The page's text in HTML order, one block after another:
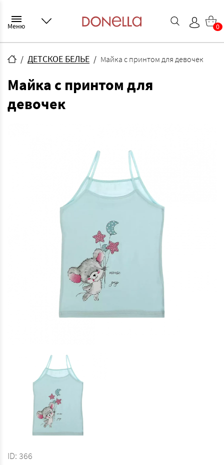
Меню 0
ДЕТСКОЕ БЕЛЬЕ Майка с принтом для девочек
Майка с принтом для
девочек
ID: 366